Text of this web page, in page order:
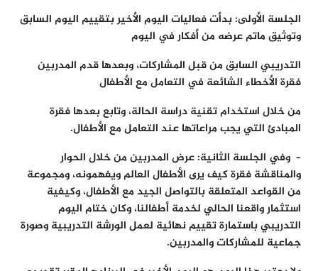
الجلسة الأولى: بدأت فعاليات اليوم الأخير بتقييم اليوم السابق
وتوثيق ماتم عرضه من أفكار في اليوم
التدريبي السابق من قبل المشاركات، وبعدها قدم المدربين
فقرة الأخطاء الشائعة في التعامل مع الأطفال
من خلال استخدام تقنية دراسة الحالة، وتابع بعدها فقرة
المبادئ التي يجب مراعاتها عند التعامل مع الأطفال.
– وفي الجلسة الثانية: عرض المدربين من خلال الحوار
والمناقشة فقرة كيف يرى الأطفال العالم ويفهمونه، ومجموعة
من القواعد المتعلقة بالتواصل الجيد مع الأطفال، وكيفية
استثمار واقعنا الحالي لخدمة أطفالنا، وكان ختام اليوم
التدريبي باستمارة تقييم نهائية لعمل الورشة التدريبية وصورة
جماعية للمشاركات والمدربين.